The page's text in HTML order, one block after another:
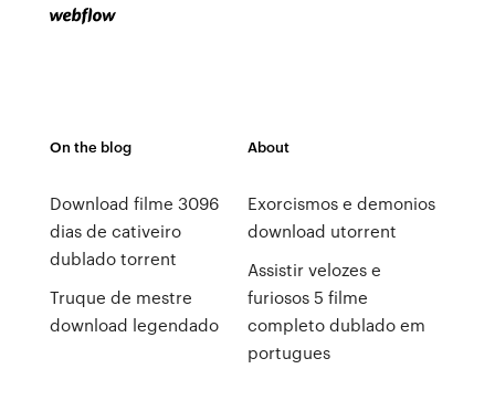
On the blog
Download filme 3096
dias de cativeiro
dublado torrent
Truque de mestre
download legendado
About
Exorcismos e demonios
download utorrent
Assistir velozes e
furiosos 5 filme
completo dublado em
portugues